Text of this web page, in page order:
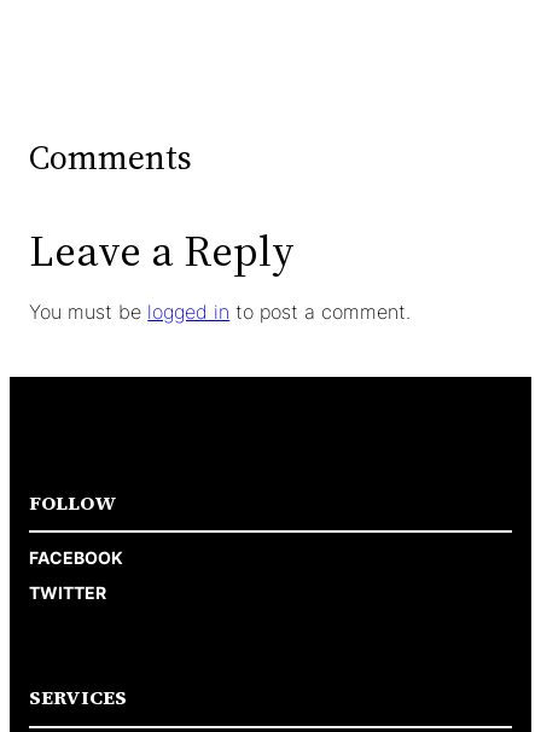
Comments
Leave a Reply
You must be logged in to post a comment.
FOLLOW
FACEBOOK
TWITTER
SERVICES